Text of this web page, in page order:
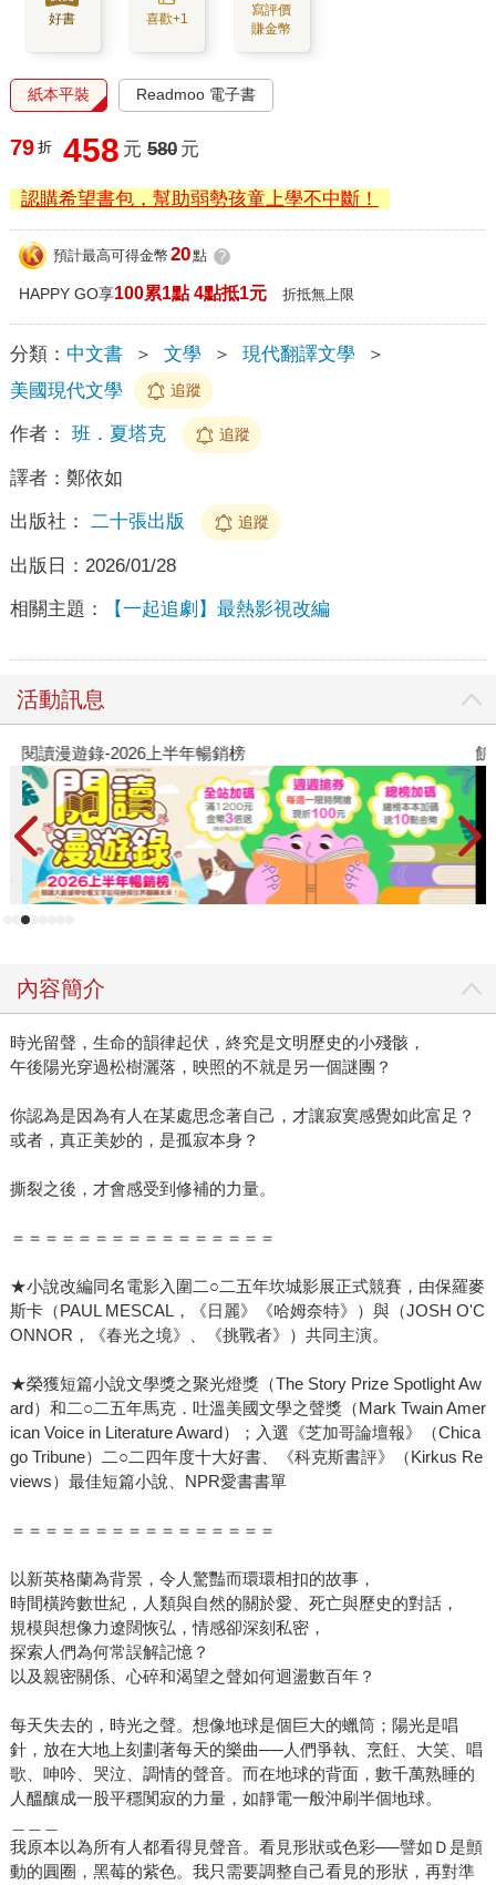
好書 喜歡+1
寫評價
賺金幣
紙本平裝 Readmoo 電子書
79 折 458 元 580 元
認購希望書包，幫助弱勢孩童上學不中斷！
預計最高可得金幣 20點 ?
HAPPY GO享100累1點 4點抵1元 折抵無上限
分類： 中文書 ＞ 文學 ＞ 現代翻譯文學
＞
美國現代文學
追蹤
作者： 班．夏塔克 追蹤
譯者： 鄭依如
出版社： 二十張出版 追蹤
出版日： 2026/01/28
相關主題： 【一起追劇】最熱影視改編
活動訊息
閱讀漫遊錄-2026上半年暢銷榜 飢
內容簡介
時光留聲，生命的韻律起伏，終究是文明歷史的小殘骸，
午後陽光穿過松樹灑落，映照的不就是另一個謎團？
你認為是因為有人在某處思念著自己，才讓寂寞感覺如此富足？
或者，真正美妙的，是孤寂本身？
撕裂之後，才會感受到修補的力量。
＝＝＝＝＝＝＝＝＝＝＝＝＝＝＝＝
★小說改編同名電影入圍二○二五年坎城影展正式競賽，由保羅麥
斯卡（PAUL MESCAL，《日麗》《哈姆奈特》）與（JOSH O'C
ONNOR，《春光之境》、《挑戰者》）共同主演。
★榮獲短篇小說文學獎之聚光燈獎（The Story Prize Spotlight Aw
ard）和二○二五年馬克．吐溫美國文學之聲獎（Mark Twain Amer
ican Voice in Literature Award）；入選《芝加哥論壇報》（Chica
go Tribune）二○二四年度十大好書、《科克斯書評》（Kirkus Re
views）最佳短篇小說、NPR愛書書單
＝＝＝＝＝＝＝＝＝＝＝＝＝＝＝＝
以新英格蘭為背景，令人驚豔而環環相扣的故事，
時間橫跨數世紀，人類與自然的關於愛、死亡與歷史的對話，
規模與想像力遼闊恢弘，情感卻深刻私密，
探索人們為何常誤解記憶？
以及親密關係、心碎和渴望之聲如何迴盪數百年？
每天失去的，時光之聲。想像地球是個巨大的蠟筒；陽光是唱
針，放在大地上刻劃著每天的樂曲──人們爭執、烹飪、大笑、唱
歌、呻吟、哭泣、調情的聲音。而在地球的背面，數千萬熟睡的
人醞釀成一股平穩闃寂的力量，如靜電一般沖刷半個地球。
我原本以為所有人都看得見聲音。看見形狀或色彩──譬如Ｄ是顫
動的圓圈，黑莓的紫色。我只需要調整自己看見的形狀，再對準